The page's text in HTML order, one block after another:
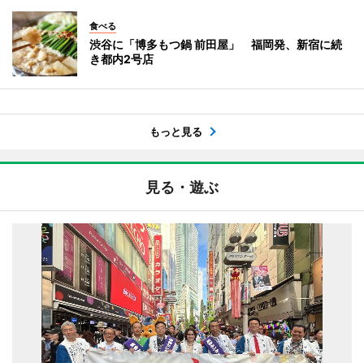
食べる
渋谷に「博多もつ鍋 前田屋」 福岡発、新宿に続
き都内2号店
もっと見る
見る・遊ぶ